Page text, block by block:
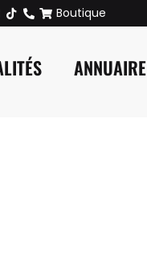
Boutique
ANNUAIRE